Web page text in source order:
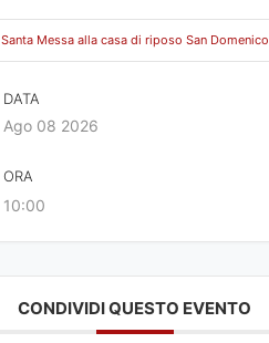
Santa Messa alla casa di riposo San Domenico
DATA
Ago 08 2026
ORA
10:00
CONDIVIDI QUESTO EVENTO